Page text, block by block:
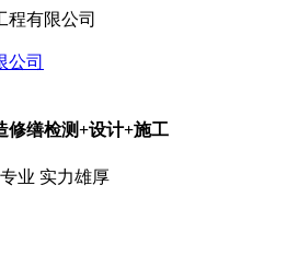
程有限公司
修缮检测+设计+施工
业 实力雄厚